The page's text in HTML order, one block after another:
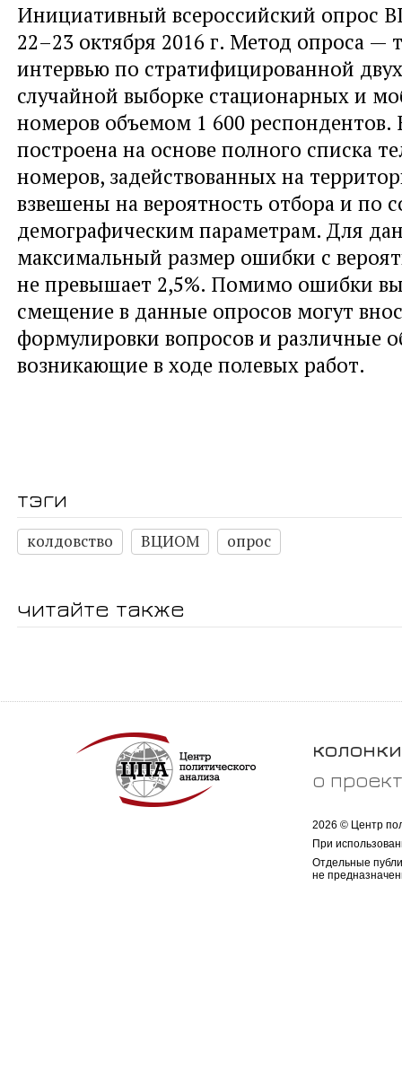
Инициативный всероссийский опрос
22–23 октября 2016 г. Метод опроса —
интервью по стратифицированной
случайной выборке стационарных и
номеров объемом 1 600 респондентов.
построена на основе полного списка
номеров, задействованных на
взвешены на вероятность отбора и по
демографическим параметрам. Для
максимальный размер ошибки с
не превышает 2,5%. Помимо ошибки
смещение в данные опросов могут
формулировки вопросов и различные
возникающие в ходе полевых работ.
тэги
колдовство ВЦИОМ опрос
читайте также
колонки
о
2026 © Центр
При
Отдельные
не